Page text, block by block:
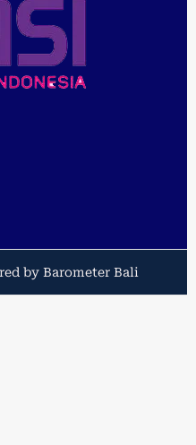
by Barometer Bali